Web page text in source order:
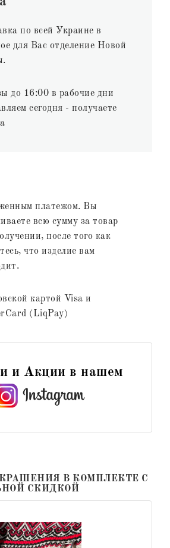
по всей Украине в
для Вас отделение Новой
до 16:00 в рабочие дни
сегодня - получаете
платежом. Вы
всю сумму за товар
после того как
что изделие вам
картой Visa и
(LiqPay)
и Акции в нашем
В КОМПЛЕКТЕ С
СКИДКОЙ